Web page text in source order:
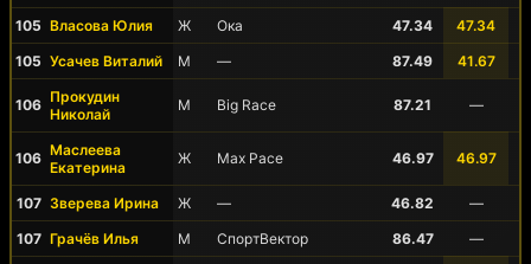
105 Власова Юлия Ж Ока 47.34
47.34
105 Усачев Виталий М — 87.49 41.67
106 Прокудин
Николай
М Big Race 87.21 —
106 Маслеева
Екатерина
Ж Max Pace 46.97 46.97
107 Зверева Ирина Ж — 46.82
—
107 Грачёв Илья М СпортВектор 86.47 —